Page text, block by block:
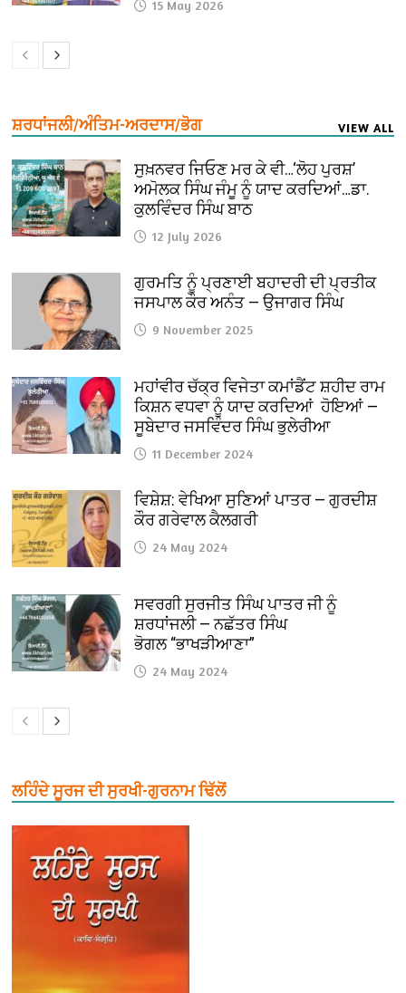
15 May 2026
ਸ਼ਰਧਾਂਜਲੀ/ਅੰਤਿਮ-ਅਰਦਾਸ/ਭੋਗ VIEW ALL
ਸੁਖ਼ਨਵਰ ਜਿਓਣ ਮਰ ਕੇ ਵੀ…‘ਲੋਹ ਪੁਰਸ਼’
ਅਮੋਲਕ ਸਿੰਘ ਜੰਮੂ ਨੂੰ ਯਾਦ ਕਰਦਿਆਂ…ਡਾ.
ਕੁਲਵਿੰਦਰ ਸਿੰਘ ਬਾਠ
12 July 2026
ਗੁਰਮਤਿ ਨੂੰ ਪ੍ਰਣਾਈ ਬਹਾਦਰੀ ਦੀ ਪ੍ਰਤੀਕ
ਜਸਪਾਲ ਕੌਰ ਅਨੰਤ — ਉਜਾਗਰ ਸਿੰਘ
9 November 2025
ਮਹਾਂਵੀਰ ਚੱਕ੍ਰ ਵਿਜੇਤਾ ਕਮਾਂਡੈਂਟ ਸ਼ਹੀਦ ਰਾਮ
ਕਿਸ਼ਨ ਵਧਵਾ ਨੂੰ ਯਾਦ ਕਰਦਿਆਂ ਹੋਇਆਂ —
ਸੂਬੇਦਾਰ ਜਸਵਿੰਦਰ ਸਿੰਘ ਭੁਲੇਰੀਆ
11 December 2024
ਵਿਸ਼ੇਸ਼: ਵੇਖਿਆ ਸੁਣਿਆਂ ਪਾਤਰ — ਗੁਰਦੀਸ਼
ਕੌਰ ਗਰੇਵਾਲ ਕੈਲਗਰੀ
24 May 2024
ਸਵਰਗੀ ਸੁਰਜੀਤ ਸਿੰਘ ਪਾਤਰ ਜੀ ਨੂੰ
ਸ਼ਰਧਾਂਜਲੀ — ਨਛੱਤਰ ਸਿੰਘ
ਭੋਗਲ “ਭਾਖੜੀਆਣਾ”
24 May 2024
ਲਹਿੰਦੇ ਸੂਰਜ ਦੀ ਸੁਰਖੀ-ਗੁਰਨਾਮ ਢਿੱਲੋਂ